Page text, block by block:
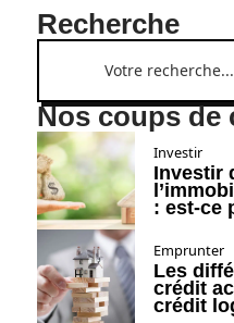
Recherche
Nos coups de
Investir
Investir
: est-ce
Emprunter
Les
crédit
crédit